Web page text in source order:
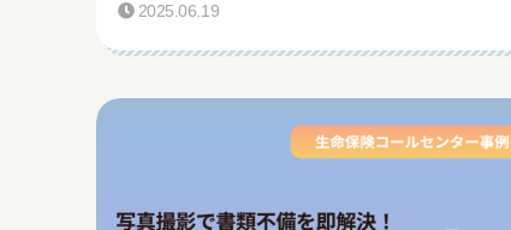
2025.06.19